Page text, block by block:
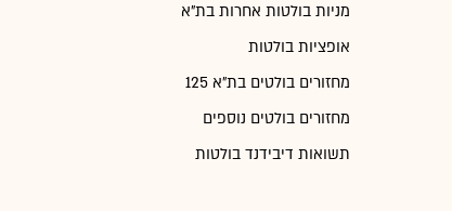
מניות בולטות אחרות בת"א
אופציות בולטות
מחזורים בולטים בת"א 125
מחזורים בולטים נוספים
תשואות דיבידנד בולטות